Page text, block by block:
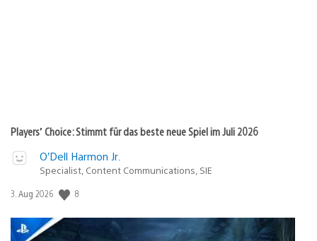
Players’ Choice: Stimmt für das beste neue Spiel im Juli 2026
O’Dell Harmon Jr.
Specialist, Content Communications, SIE
Veröffentlichungsdatum:
3. Aug 2026 8